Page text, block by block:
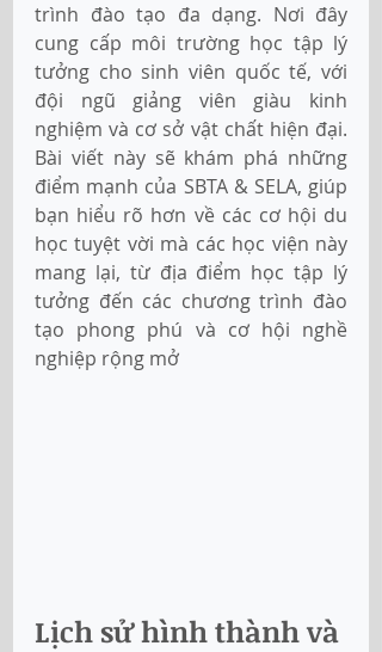
trình đào tạo đa dạng. Nơi đây
cung cấp môi trường học tập lý
tưởng cho sinh viên quốc tế, với
đội ngũ giảng viên giàu kinh
nghiệm và cơ sở vật chất hiện đại.
Bài viết này sẽ khám phá những
điểm mạnh của SBTA & SELA, giúp
bạn hiểu rõ hơn về các cơ hội du
học tuyệt vời mà các học viện này
mang lại, từ địa điểm học tập lý
tưởng đến các chương trình đào
tạo phong phú và cơ hội nghề
nghiệp rộng mở
Lịch sử hình thành và